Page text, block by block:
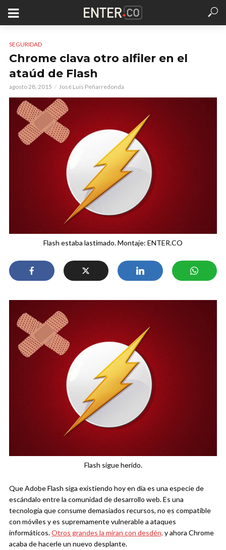
SEGURIDAD
Chrome clava otro alfiler en el
ataúd de Flash
agosto 28, 2015 José Luis Peñarredonda
Flash estaba lastimado. Montaje: ENTER.CO
Flash sigue herido.
Que Adobe Flash siga existiendo hoy en día es una especie de
escándalo entre la comunidad de desarrollo web. Es una
tecnología que consume demasiados recursos, no es compatible
con móviles y es supremamente vulnerable a ataques
informáticos.Otros grandes la miran con desdén, y ahora Chrome
acaba de hacerle un nuevo desplante.